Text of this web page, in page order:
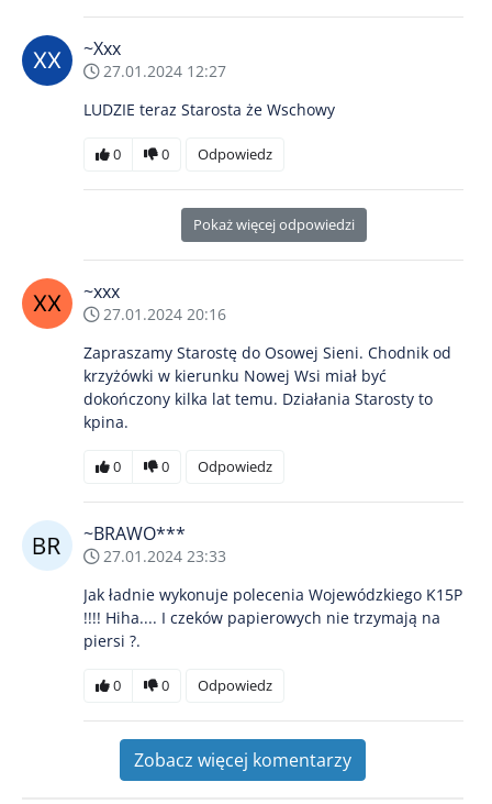
~Xxx
27.01.2024 12:27
LUDZIE teraz Starosta że Wschowy
0 0 Odpowiedz
Pokaż więcej odpowiedzi
~xxx
27.01.2024 20:16
Zapraszamy Starostę do Osowej Sieni. Chodnik od
krzyżówki w kierunku Nowej Wsi miał być
dokończony kilka lat temu. Działania Starosty to
kpina.
0 0 Odpowiedz
~BRAWO***
27.01.2024 23:33
Jak ładnie wykonuje polecenia Wojewódzkiego K15P
!!!! Hiha.... I czeków papierowych nie trzymają na
piersi ?.
0 0 Odpowiedz
Zobacz więcej komentarzy